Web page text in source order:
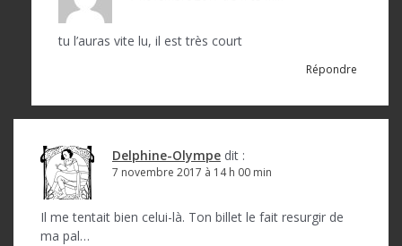
tu l’auras vite lu, il est très court
Répondre
Delphine-Olympe dit :
7 novembre 2017 à 14 h 00 min
Il me tentait bien celui-là. Ton billet le fait resurgir de
ma pal…